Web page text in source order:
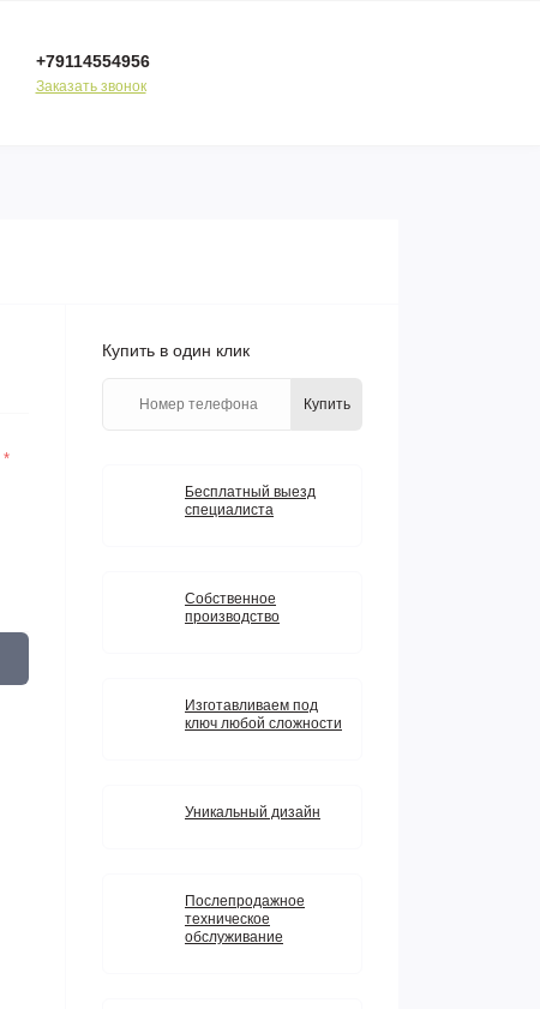
+79114554956
Заказать звонок
*
Купить в один клик
Купить
Бесплатный выезд
специалиста
Собственное
производство
Изготавливаем под
ключ любой сложности
Уникальный дизайн
Послепродажное
техническое
обслуживание